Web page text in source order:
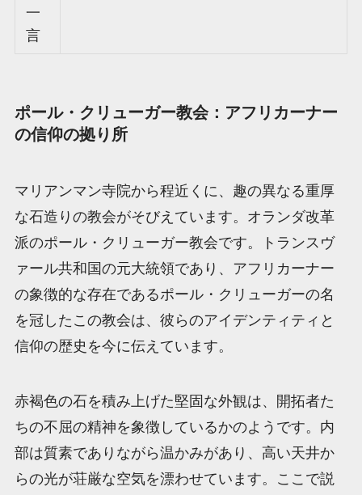
一
言
ポール・クリューガー教会：アフリカーナー
の信仰の拠り所
マリアンマン寺院から程近くに、趣の異なる重厚
な石造りの教会がそびえています。オランダ改革
派のポール・クリューガー教会です。トランスヴ
ァール共和国の元大統領であり、アフリカーナー
の象徴的な存在であるポール・クリューガーの名
を冠したこの教会は、彼らのアイデンティティと
信仰の歴史を今に伝えています。
赤褐色の石を積み上げた堅固な外観は、開拓者た
ちの不屈の精神を象徴しているかのようです。内
部は質素でありながら温かみがあり、高い天井か
らの光が荘厳な空気を漂わせています。ここで説